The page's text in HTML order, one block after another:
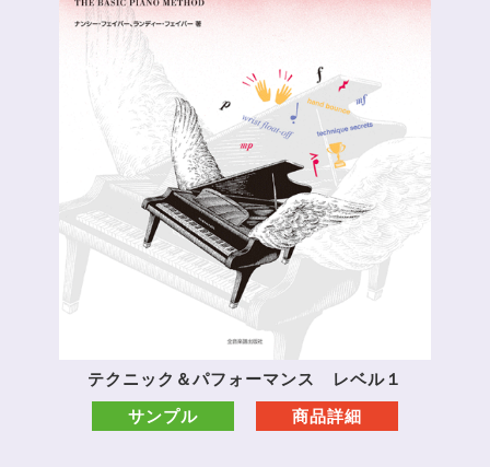
テクニック＆パフォーマンス レベル１
サンプル
商品詳細